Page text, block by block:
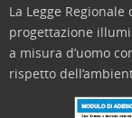
La Legge Regionale
progettazione
a misura d’uomo
rispetto